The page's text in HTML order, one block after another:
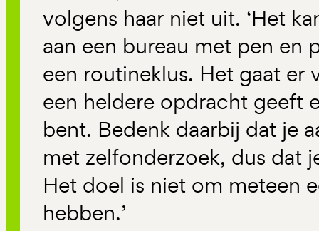
volgens haar niet uit. ‘Het
aan een bureau met pen en
een routineklus. Het gaat er
een heldere opdracht geeft
bent. Bedenk daarbij dat je
met zelfonderzoek, dus dat
Het doel is niet om meteen
hebben.’